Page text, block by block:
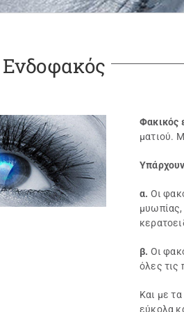
Φακικός
ματιού.
α. Οι
μυωπίας,
β. Οι
όλες τις
Και με
εύκολα